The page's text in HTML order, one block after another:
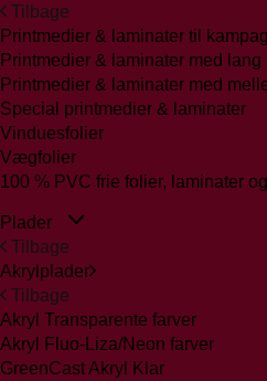
Tilbage
Printmedier & laminater til
Printmedier & laminater med lang
Printmedier & laminater med
Special printmedier & laminater
Vinduesfolier
Vægfolier
100 % PVC frie folier, laminater
Plader
Tilbage
Akrylplader
Tilbage
Akryl Transparente farver
Akryl Fluo-Liza/Neon farver
GreenCast Akryl Klar